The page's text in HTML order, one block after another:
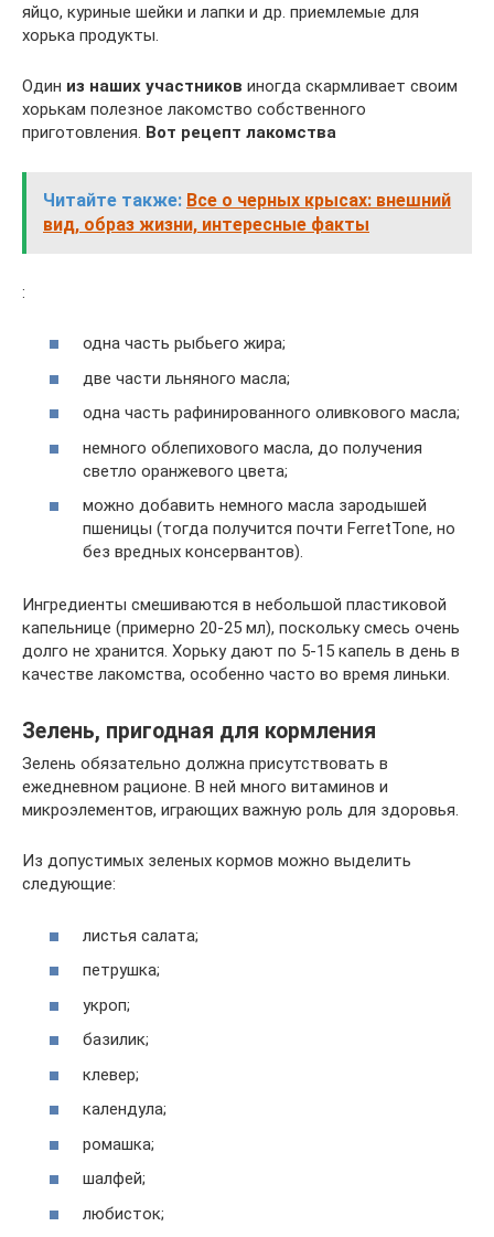
яйцо, куриные шейки и лапки и др. приемлемые для
хорька продукты.
Один из наших участников иногда скармливает своим
хорькам полезное лакомство собственного
приготовления. Вот рецепт лакомства
Читайте также: Все о черных крысах: внешний
вид, образ жизни, интересные факты
:
одна часть рыбьего жира;
две части льняного масла;
одна часть рафинированного оливкового масла;
немного облепихового масла, до получения
светло оранжевого цвета;
можно добавить немного масла зародышей
пшеницы (тогда получится почти FerretTone, но
без вредных консервантов).
Ингредиенты смешиваются в небольшой пластиковой
капельнице (примерно 20-25 мл), поскольку смесь очень
долго не хранится. Хорьку дают по 5-15 капель в день в
качестве лакомства, особенно часто во время линьки.
Зелень, пригодная для кормления
Зелень обязательно должна присутствовать в
ежедневном рационе. В ней много витаминов и
микроэлементов, играющих важную роль для здоровья.
Из допустимых зеленых кормов можно выделить
следующие:
листья салата;
петрушка;
укроп;
базилик;
клевер;
календула;
ромашка;
шалфей;
любисток;